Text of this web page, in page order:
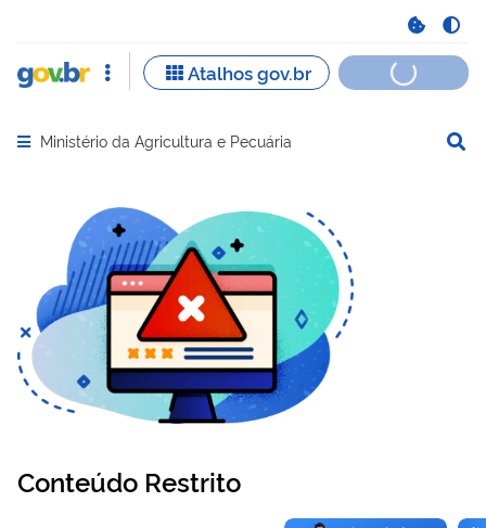
Abrir menu principal de navegação
Ministério da Agricultura e Pecuária
Conteúdo Restrito